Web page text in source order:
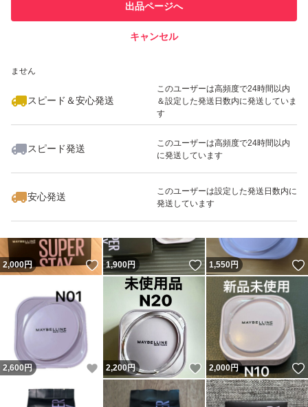
での取引実績があります
ません
スピード＆安心発送
このユーザーは高頻度で24時間以内
＆設定した発送日数内に発送していま
す
スピード発送
このユーザーは高頻度で24時間以内
に発送しています
安心発送
このユーザーは設定した発送日数内に
発送しています
出品ページへ
キャンセル
いいね！
1,900
2,000円 いいね！
1,900円 いいね！
1,550円
2,600円 いいね！
2,200円 いいね！
2,000円